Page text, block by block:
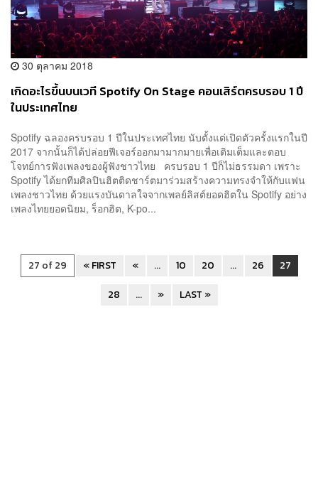
30 ตุลาคม 2018
เกิดอะไรขึ้นบนเวที Spotify On Stage คอนเสิร์ตครบรอบ 1 ปี
ในประเทศไทย
Spotify ฉลองครบรอบ 1 ปีในประเทศไทย นับตั้งแต่เปิดตัวครั้งแรกในปี
2017 จากนั้นก็ได้ปล่อยฟีเจอร์ออกมามากมายเพื่อเติมเต็มและตอบ
โจทย์การฟังเพลงของผู้ฟังชาวไทย ครบรอบ 1 ปีก็ไม่ธรรมดา เพราะ
Spotify ได้ยกทีมศิลปินฮิตติดชาร์ตมาร่วมสร้างความทรงจำให้กับแฟน
เพลงชาวไทย ด้วยแรงบันดาลใจจากเพลย์ลิสต์ยอดฮิตใน Spotify อย่าง
เพลงไทยยอดนิยม, ร็อกฮิต, K-po...
27 of 29 « FIRST « ... 10 20 ... 26
27
28
... » LAST »